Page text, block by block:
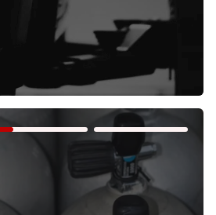
Exkl. moms